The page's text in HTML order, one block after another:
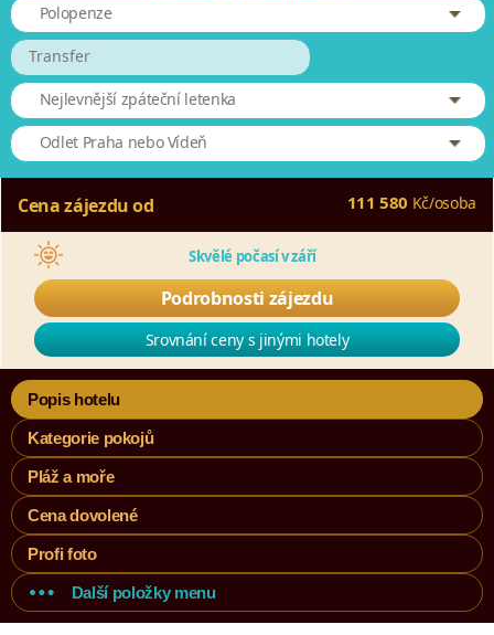
Polopenze
Transfer
Nejlevnější zpáteční letenka
Odlet Praha nebo Vídeň
Cena zájezdu od 111 580 Kč/osoba
Skvělé počasí v září
Podrobnosti zájezdu
Srovnání ceny s jinými hotely
Popis hotelu
Kategorie pokojů
Pláž a moře
Cena dovolené
Profi foto
Další položky menu